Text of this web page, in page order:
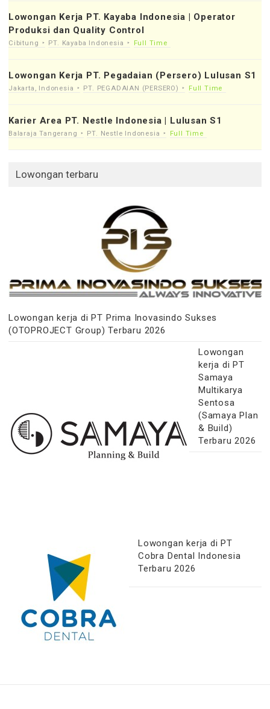
Lowongan Kerja PT. Kayaba Indonesia | Operator
Produksi dan Quality Control
Cibitung PT. Kayaba Indonesia Full Time
Lowongan Kerja PT. Pegadaian (Persero) Lulusan S1
Jakarta, Indonesia PT. PEGADAIAN (PERSERO) Full Time
Karier Area PT. Nestle Indonesia | Lulusan S1
Balaraja Tangerang PT. Nestle Indonesia Full Time
Lowongan terbaru
Lowongan kerja di PT Prima Inovasindo Sukses
(OTOPROJECT Group) Terbaru 2026
Lowongan
kerja di PT
Samaya
Multikarya
Sentosa
(Samaya Plan
& Build)
Terbaru 2026
Lowongan kerja di PT
Cobra Dental Indonesia
Terbaru 2026